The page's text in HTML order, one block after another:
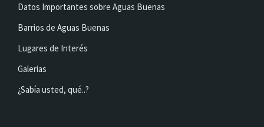
Datos Importantes sobre Aguas Buenas
Barrios de Aguas Buenas
Lugares de Interés
Galerias
¿Sabía usted, qué..?